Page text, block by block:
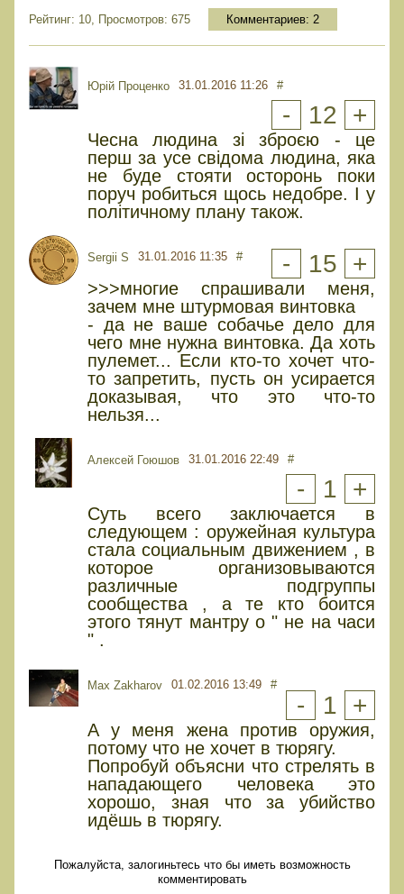
Рейтинг: 10, Просмотров: 675 Комментариев: 2
Юрiй Проценко 31.01.2016 11:26 #
- 12 +
Чесна людина зі зброєю - це
перш за усе свідома людина, яка
не буде стояти осторонь поки
поруч робиться щось недобре. І у
політичному плану також.
Sergii S 31.01.2016 11:35 # - 15 +
>>>многие спрашивали меня,
зачем мне штурмовая винтовка
- да не ваше собачье дело для
чего мне нужна винтовка. Да хоть
пулемет... Если кто-то хочет что-
то запретить, пусть он усирается
доказывая, что это что-то
нельзя...
Алексей Гоюшов 31.01.2016 22:49 #
- 1 +
Суть всего заключается в
следующем : оружейная культура
стала социальным движением , в
которое организовываются
различные подгруппы
сообщества , а те кто боится
этого тянут мантру о " не на часи
" .
Max Zakharov 01.02.2016 13:49 #
- 1 +
А у меня жена против оружия,
потому что не хочет в тюрягу.
Попробуй объясни что стрелять в
нападающего человека это
хорошо, зная что за убийство
идёшь в тюрягу.
Пожалуйста, залогиньтесь что бы иметь возможность
комментировать